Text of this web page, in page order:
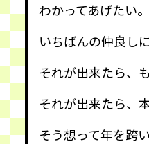
わかってあげたい。
いちばんの仲良し
それが出来たら、
それが出来たら、
そう想って年を跨